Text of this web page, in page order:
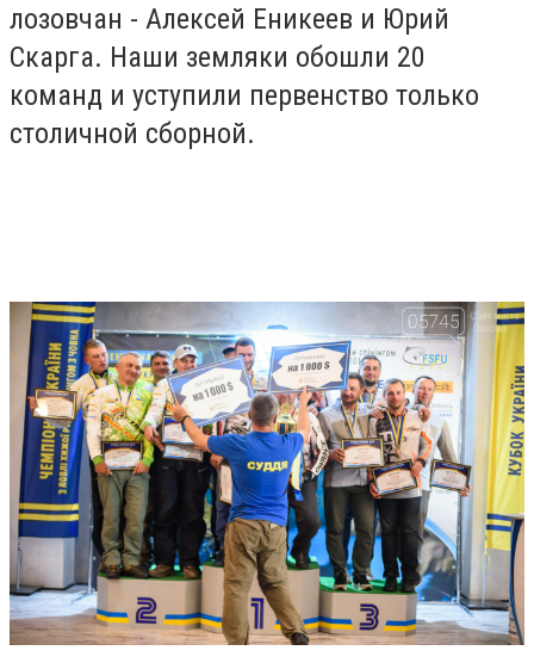
лозовчан - Алексей Еникеев и Юрий
Скарга. Наши земляки обошли 20
команд и уступили первенство только
столичной сборной.